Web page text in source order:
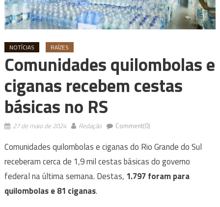
NOTÍCIAS RAÍZES
Comunidades quilombolas e
ciganas recebem cestas
básicas no RS
27 de maio de 2024 Redação Comment(0)
Comunidades quilombolas e ciganas do Rio Grande do Sul
receberam cerca de 1,9 mil cestas básicas do governo
federal na última semana. Destas, 1.797 foram para
quilombolas e 81 ciganas.